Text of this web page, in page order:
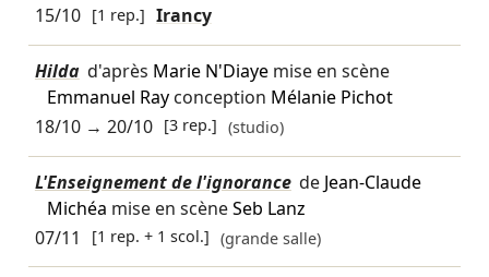
15/10 [1 rep.] Irancy
Hilda d'après Marie N'Diayemise en scène
Emmanuel Rayconception Mélanie Pichot
18/10→ 20/10 [3 rep.] (studio)
L'Enseignement de l'ignorance de Jean-Claude
Michéa mise en scèneSeb Lanz
07/11
[1 rep. + 1 scol.] (grande salle)